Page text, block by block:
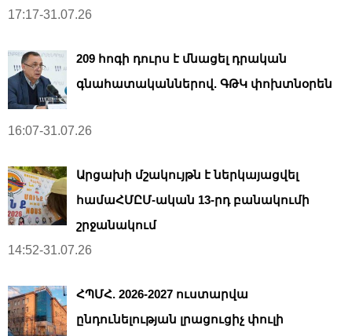
17:17-31.07.26
209 հոգի դուրս է մնացել դրական
գնահատականներով. ԳԹԿ փոխտնօրեն
16:07-31.07.26
Արցախի մշակույթն է ներկայացվել
համաՀՄԸՄ-ական 13-րդ բանակումի
շրջանակում
14:52-31.07.26
ՀՊՄՀ. 2026-2027 ուստարվա
ընդունելության լրացուցիչ փուլի